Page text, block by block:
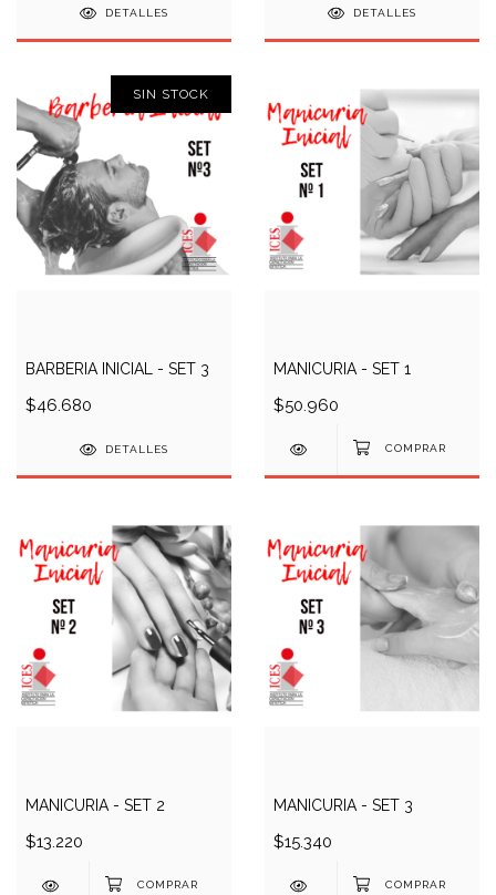
DETALLES DETALLES
SIN STOCK
BARBERIA INICIAL - SET 3
$46.680
DETALLES
MANICURIA - SET 1
$50.960
MANICURIA - SET 2
$13.220
MANICURIA - SET 3
$15.340